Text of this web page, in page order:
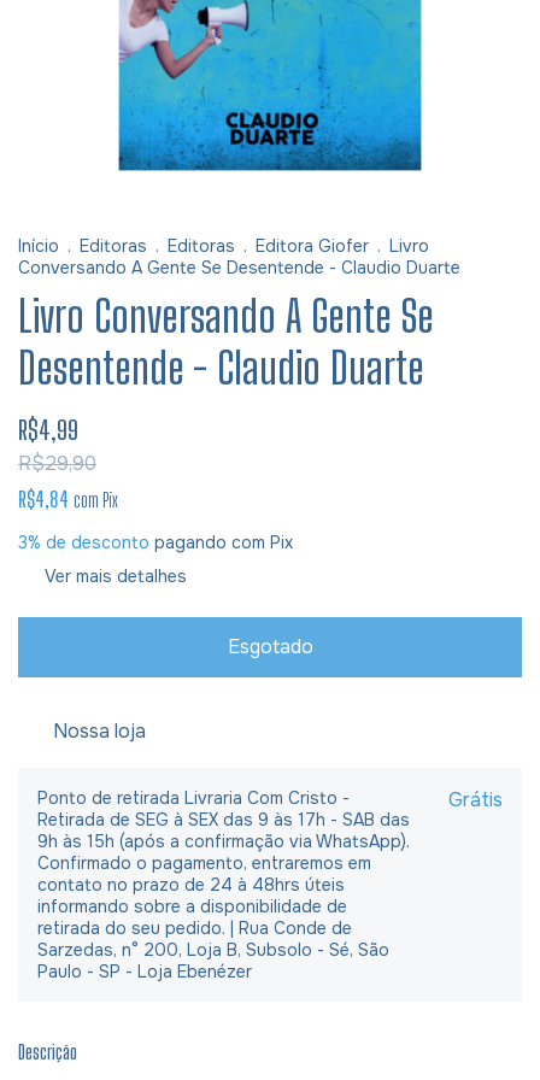
Início . Editoras . Editoras . Editora Giofer . Livro
Conversando A Gente Se Desentende - Claudio Duarte
Livro Conversando A Gente Se
Desentende - Claudio Duarte
R$4,99
R$29,90
R$4,84 com Pix
3% de desconto pagando com Pix
Ver mais detalhes
Nossa loja
Ponto de retirada Livraria Com Cristo -
Retirada de SEG à SEX das 9 às 17h - SAB das
9h às 15h (após a confirmação via WhatsApp).
Confirmado o pagamento, entraremos em
contato no prazo de 24 à 48hrs úteis
informando sobre a disponibilidade de
retirada do seu pedido. | Rua Conde de
Sarzedas, n° 200, Loja B, Subsolo - Sé, São
Paulo - SP - Loja Ebenézer
Grátis
Descrição